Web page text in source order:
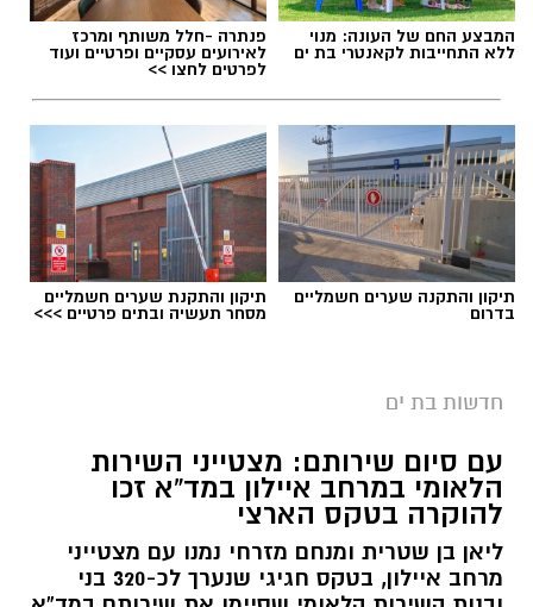
צילום: דוברות איחוד הצלה
ושבעה חודשים שסבלה מהתקף אלרגיה שסיכן את
ראש צוות אמבולנס של איחוד הצלה יוסי בז'רנו
שהזריק לה אפיפן סיפר: "נמסר לנו מבני משפחתו
כי היא נחשפה לאגוזים ופיתחה תגובה אלרגית
חריפה שסיכנה את חייה. הענקתי לה טיפול רפואי
המבצע החם של העונה: מנוי
ללא התחייבות לקאנטרי בת ים
פנתרה -חלל משותף ומרכז
לאירועים עסקיים ופרטיים ועוד
לפרטים לחצו >>
תיקון והתקנה שערים חשמליים
בדרום
תיקון והתקנת שערים חשמליים
מסחר תעשיה ובתים פרטיים >>>
חדשות בת ים
עם סיום שירותם: מצטייני השירות
הלאומי במרחב איילון במד”א זכו
להוקרה בטקס הארצי
ליאן בן שטרית ומנחם מזרחי נמנו עם מצטייני
מרחב איילון, בטקס חגיגי שנערך לכ-320 בני